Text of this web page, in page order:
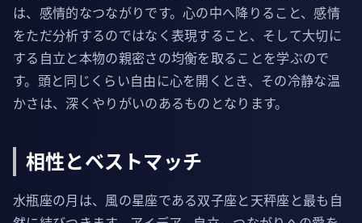
は、感情的なつながりです。心の中へ降りること、感情
をただ分析するのではなく表現すること、そして大切に
する自立と本物の親密さの均衡を取ることを学ぶので
す。頭と同じくらい自由に心を開くとき、その冷静な温
かさは、深くやりがいのあるものとなります。
相性とベストマッチ
水瓶座の月は、風の星座である双子座と天秤座と最も自